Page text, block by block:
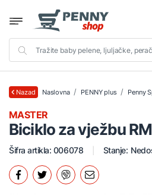
Nazad Naslovna PENNY plus Penny
Biciklo za vježbu
MASTER
Šifra artikla: 006078 Stanje: